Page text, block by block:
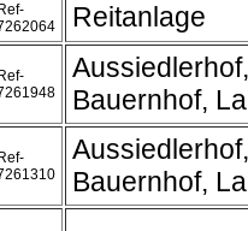
Ref-
Reitanlage
Ref-
Bauernhof,
Ref-
Bauernhof,